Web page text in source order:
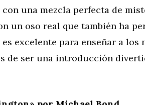
con una mezcla perfecta de
un oso real que también ha
es excelente para enseñar a
de ser una introducción